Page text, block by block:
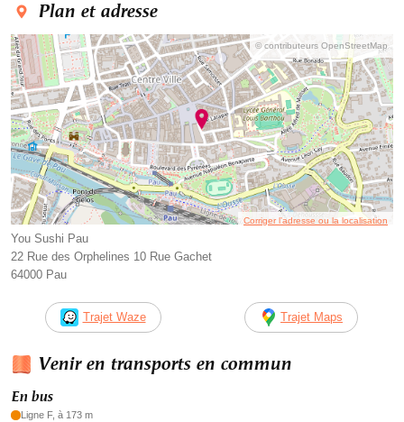
Plan et adresse
© contributeurs OpenStreetMap
Corriger l’adresse ou la localisation
You Sushi Pau
22 Rue des Orphelines 10 Rue Gachet
64000 Pau
Trajet Waze Trajet Maps
Venir en transports en commun
En bus
Ligne F, à 173 m